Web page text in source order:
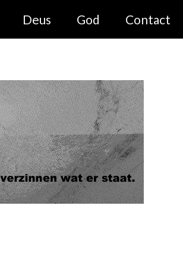
Deus God Contact